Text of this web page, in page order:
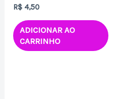
R$ 4,50
ADICIONAR AO
CARRINHO